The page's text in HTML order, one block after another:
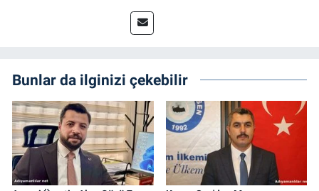
Bunlar da ilginizi çekebilir